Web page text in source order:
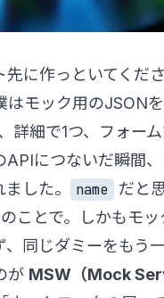
に作っといてくださ
モック用のJSON
細で1つ、フォー
につないだ瞬間
した。
name
だと
ことで。しかもモ
同じダミーをもう
が MSW（Mock